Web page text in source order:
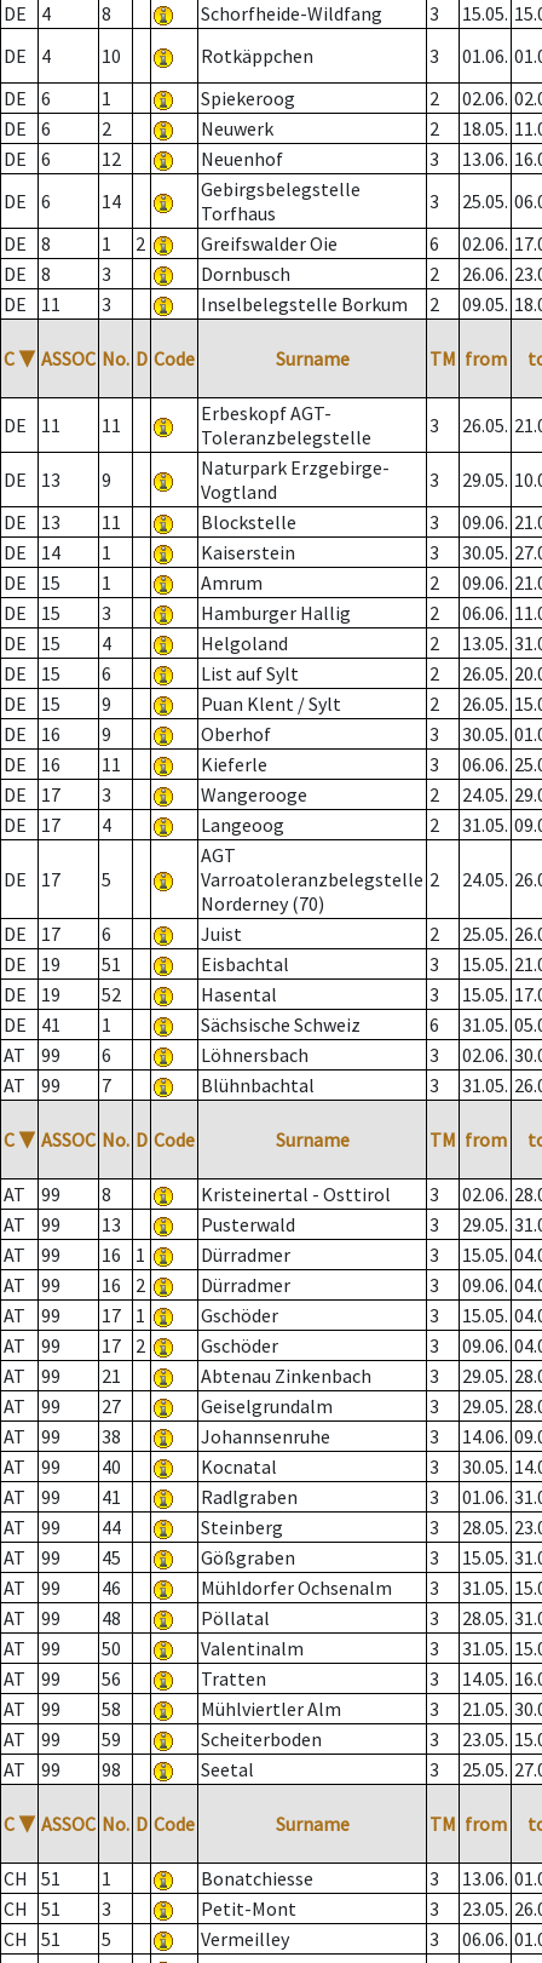
DE
4 8 Schorfheide-Wildfang 3 15.05.
DE
4 10 Rotkäppchen 3 01.06.
DE
6 1 Spiekeroog 2 02.06.
DE
6 2 Neuwerk 2 18.05.
DE
6 12 Neuenhof 3 13.06.
DE
6 14
Gebirgsbelegstelle
Torfhaus
3 25.05.
DE
8 1 2 Greifswalder Oie 6 02.06.
DE
8 3 Dornbusch 2 26.06.
DE
11 3 Inselbelegstelle Borkum 2 09.05.
C ▼ ASSOC No. D Code Surname TM from
DE 11 11
Erbeskopf AGT-
Toleranzbelegstelle
3 26.05.
DE 13 9
Naturpark Erzgebirge-
Vogtland
3 29.05.
DE
13 11 Blockstelle 3 09.06.
DE
14 1 Kaiserstein 3 30.05.
DE
15 1 Amrum 2 09.06.
DE
15 3 Hamburger Hallig 2 06.06.
DE
15 4 Helgoland 2 13.05.
DE
15 6 List auf Sylt 2 26.05.
DE
15 9 Puan Klent / Sylt 2 26.05.
DE
16 9 Oberhof 3 30.05.
DE
16 11 Kieferle 3 06.06.
DE
17 3 Wangerooge 2 24.05.
DE
17 4 Langeoog 2 31.05.
DE 17 5
AGT
Varroatoleranzbelegstelle
Norderney (70)
2 24.05.
DE 17 6 Juist 2 25.05.
DE
19 51 Eisbachtal 3 15.05.
DE
19 52 Hasental 3 15.05.
DE
41 1 Sächsische Schweiz 6 31.05.
AT
99 6 Löhnersbach 3 02.06.
AT
99 7 Blühnbachtal 3 31.05.
C ▼ ASSOC No. D Code Surname TM from
AT 99 8 Kristeinertal - Osttirol 3 02.06.
AT
99 13 Pusterwald 3 29.05.
AT
99 16 1 Dürradmer 3 15.05.
AT
99 16 2 Dürradmer 3 09.06.
AT
99 17 1 Gschöder 3 15.05.
AT
99 17 2 Gschöder 3 09.06.
AT
99 21 Abtenau Zinkenbach 3 29.05.
AT
99 27 Geiselgrundalm 3 29.05.
AT
99 38 Johannsenruhe 3 14.06.
AT
99 40 Kocnatal 3 30.05.
AT
99 41 Radlgraben 3 01.06.
AT
99 44 Steinberg 3 28.05.
AT
99 45 Gößgraben 3 15.05.
AT
99 46 Mühldorfer Ochsenalm 3 31.05.
AT
99 48 Pöllatal 3 28.05.
AT
99 50 Valentinalm 3 31.05.
AT
99 56 Tratten 3 14.05.
AT
99 58 Mühlviertler Alm 3 21.05.
AT
99 59 Scheiterboden 3 23.05.
AT
99 98 Seetal 3 25.05.
C ▼ ASSOC No. D Code Surname TM from
CH 51 1 Bonatchiesse 3 13.06.
CH
51 3 Petit-Mont 3 23.05.
CH
51 5 Vermeilley 3 06.06.